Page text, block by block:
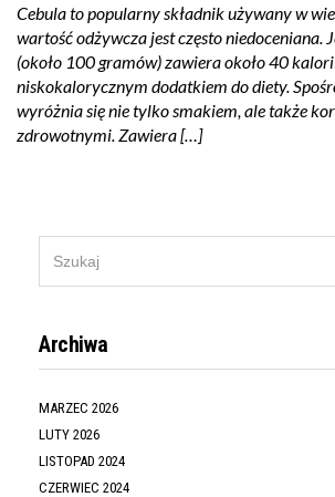
Cebula to popularny składnik używany w
wartość odżywcza jest często niedoceniana.
(około 100 gramów) zawiera około 40
niskokalorycznym dodatkiem do diety.
wyróżnia się nie tylko smakiem, ale także
zdrowotnymi. Zawiera […]
Archiwa
MARZEC 2026
LUTY 2026
LISTOPAD 2024
CZERWIEC 2024